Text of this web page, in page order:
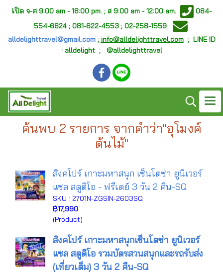
เปิด จ-ศ 9:00 am - 18:00 pm. ; ส 9:00 am - 12:00 am.
084-
554-6624 ; 081-622-4553 ; 02-258-1559
alldelighttravel@gmail.com; info@alldelighttravel.com; LINE ID
: alldelight ; @alldelighttravel
ค้นพบ 2 รายการ จากคำว่า"อุโมงค์
ต้นไม้"
สิงคโปร์ เกาะมหาสนุก เซ็นโตซ่า ยูนิเวอร์
แซล สตูดิโอ - ฟรีเดย์ 3 วัน 2 คืน-SQ
SKU : 2701N-ZGSIN-2603SQ
฿17,990
(Product)
สิงคโปร์ เกาะมหาสนุกเซ็นโตซ่า ยูนิเวอร์
แซล สตูดิโอ รวมบัตรสวนสนุกและรถรับส่ง
(เที่ยวเต็ม) 3 วัน 2 คืน-SQ